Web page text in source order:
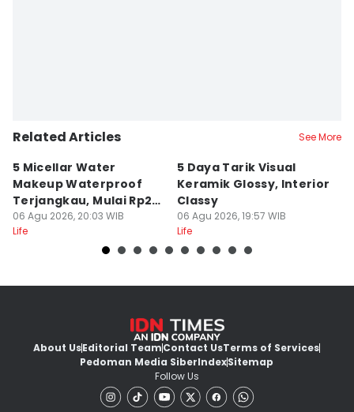
Related Articles See More
5 Micellar Water
Makeup Waterproof
Terjangkau, Mulai Rp20
Ribuan!
06 Agu 2026, 20:03 WIB
Life
5 Daya Tarik Visual
Keramik Glossy, Interior
Classy
06 Agu 2026, 19:57 WIB
Life
About UsEditorial TeamContact UsTerms of Services
Pedoman Media SiberIndexSitemap
Follow Us